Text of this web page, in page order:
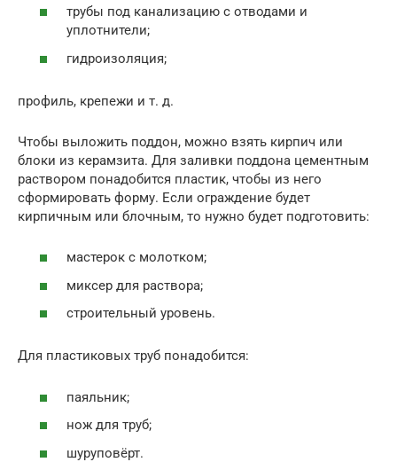
трубы под канализацию с отводами и
уплотнители;
гидроизоляция;
профиль, крепежи и т. д.
Чтобы выложить поддон, можно взять кирпич или
блоки из керамзита. Для заливки поддона цементным
раствором понадобится пластик, чтобы из него
сформировать форму. Если ограждение будет
кирпичным или блочным, то нужно будет подготовить:
мастерок с молотком;
миксер для раствора;
строительный уровень.
Для пластиковых труб понадобится:
паяльник;
нож для труб;
шуруповёрт.